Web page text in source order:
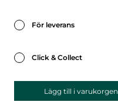
För leverans
Click & Collect
Lägg till i varukorgen